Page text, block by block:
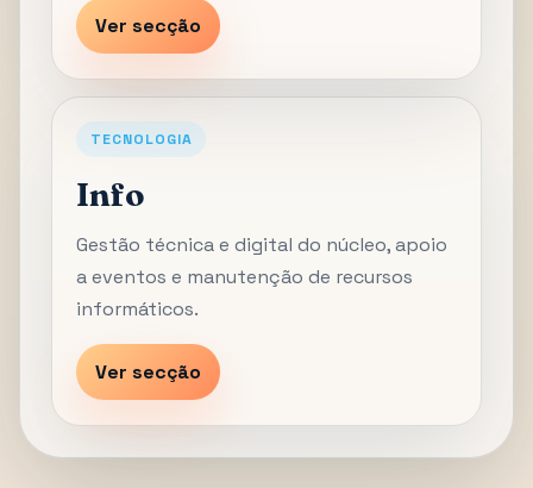
Ver secção
TECNOLOGIA
Info
Gestão técnica e digital do núcleo, apoio
a eventos e manutenção de recursos
informáticos.
Ver secção